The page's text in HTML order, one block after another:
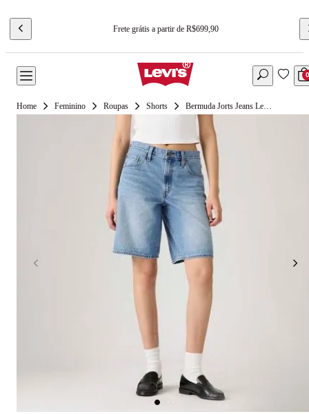
Frete grátis a partir de R$699,90
0
Feminino Roupas Shorts Bermuda Jorts Jeans Levi's® Baddy Dad Lavagem Média